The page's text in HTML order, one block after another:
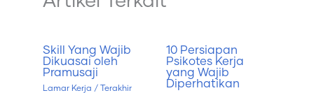
Skill Yang Wajib
Dikuasai oleh
Pramusaji
Lamar Kerja / Terakhir
10 Persiapan
Psikotes Kerja
yang Wajib
Diperhatikan